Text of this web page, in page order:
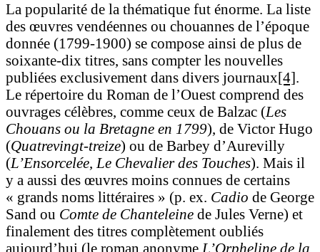
La popularité de la thématique fut énorme. La liste
des œuvres vendéennes ou chouannes de l’époque
donnée (1799-1900) se compose ainsi de plus de
soixante-dix titres, sans compter les nouvelles
publiées exclusivement dans divers journaux[4].
Le répertoire du Roman de l’Ouest comprend des
ouvrages célèbres, comme ceux de Balzac (Les
Chouans ou la Bretagne en 1799), de Victor Hugo
(Quatrevingt-treize) ou de Barbey d’Aurevilly
(L’Ensorcelée, Le Chevalier des Touches). Mais il
y a aussi des œuvres moins connues de certains
« grands noms littéraires » (p. ex. Cadio de George
Sand ou Comte de Chanteleine de Jules Verne) et
finalement des titres complètement oubliés
aujourd’hui (le roman anonyme L’Orpheline de la